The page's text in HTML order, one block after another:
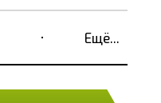
Ещё...